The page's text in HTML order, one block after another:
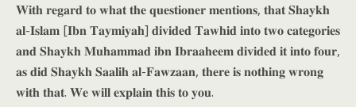
𝐖𝐢𝐭𝐡 𝐫𝐞𝐠𝐚𝐫𝐝 𝐭𝐨 𝐰𝐡𝐚𝐭 𝐭𝐡𝐞 𝐪𝐮𝐞𝐬𝐭𝐢𝐨𝐧𝐞𝐫 𝐦𝐞𝐧𝐭𝐢𝐨𝐧𝐬, 𝐭𝐡𝐚𝐭 𝐒𝐡𝐚𝐲𝐤𝐡
𝐚𝐥-𝐈𝐬𝐥𝐚𝐦 [𝐈𝐛𝐧 𝐓𝐚𝐲𝐦𝐢𝐲𝐚𝐡] 𝐝𝐢𝐯𝐢𝐝𝐞𝐝 𝐓𝐚𝐰𝐡𝐢𝐝 𝐢𝐧𝐭𝐨 𝐭𝐰𝐨 𝐜𝐚𝐭𝐞𝐠𝐨𝐫𝐢𝐞𝐬
𝐚𝐧𝐝 𝐒𝐡𝐚𝐲𝐤𝐡 𝐌𝐮𝐡𝐚𝐦𝐦𝐚𝐝 𝐢𝐛𝐧 𝐈𝐛𝐫𝐚𝐚𝐡𝐞𝐞𝐦 𝐝𝐢𝐯𝐢𝐝𝐞𝐝 𝐢𝐭 𝐢𝐧𝐭𝐨 𝐟𝐨𝐮𝐫,
𝐚𝐬 𝐝𝐢𝐝 𝐒𝐡𝐚𝐲𝐤𝐡 𝐒𝐚𝐚𝐥𝐢𝐡 𝐚𝐥-𝐅𝐚𝐰𝐳𝐚𝐚𝐧, 𝐭𝐡𝐞𝐫𝐞 𝐢𝐬 𝐧𝐨𝐭𝐡𝐢𝐧𝐠 𝐰𝐫𝐨𝐧𝐠
𝐰𝐢𝐭𝐡 𝐭𝐡𝐚𝐭. 𝐖𝐞 𝐰𝐢𝐥𝐥 𝐞𝐱𝐩𝐥𝐚𝐢𝐧 𝐭𝐡𝐢𝐬 𝐭𝐨 𝐲𝐨𝐮.